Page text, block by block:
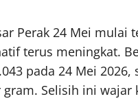
Perak 24 Mei mulai
terus meningkat.
pada 24 Mei
Selisih ini